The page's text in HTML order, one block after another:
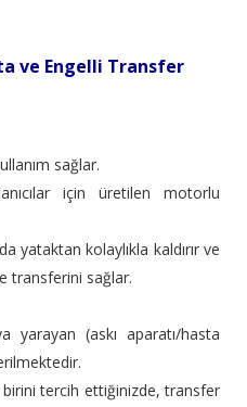
ve Engelli Transfer
sağlar.
için üretilen motorlu
yataktan kolaylıkla kaldırır ve
transferini sağlar.
yarayan (askı aparatı/hasta
tercih ettiğinizde, transfer